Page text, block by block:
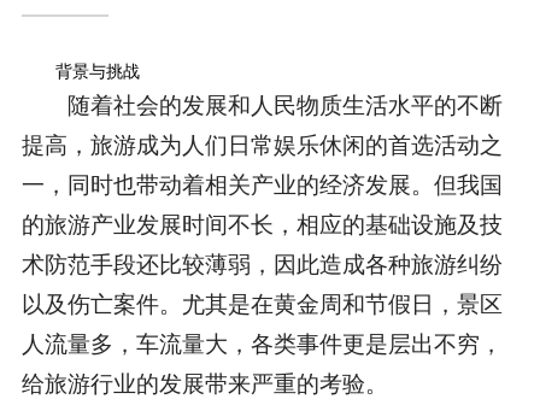
背景与挑战
随着社会的发展和人民物质生活水平的不断
提高，旅游成为人们日常娱乐休闲的首选活动之
一，同时也带动着相关产业的经济发展。但我国
的旅游产业发展时间不长，相应的基础设施及技
术防范手段还比较薄弱，因此造成各种旅游纠纷
以及伤亡案件。尤其是在黄金周和节假日，景区
人流量多，车流量大，各类事件更是层出不穷，
给旅游行业的发展带来严重的考验。